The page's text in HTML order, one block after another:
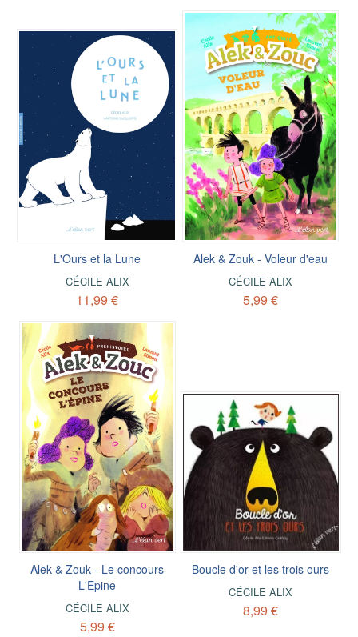
L'Ours et la Lune
CÉCILE ALIX
11,99 €
Alek & Zouk - Voleur d'eau
CÉCILE ALIX
5,99 €
Alek & Zouk - Le concours
L'Epine
CÉCILE ALIX
5,99 €
Boucle d'or et les trois ours
CÉCILE ALIX
8,99 €